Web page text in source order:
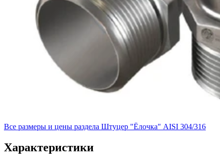
Все размеры и цены раздела Штуцер "Ёлочка" AISI 304/316
Характеристики